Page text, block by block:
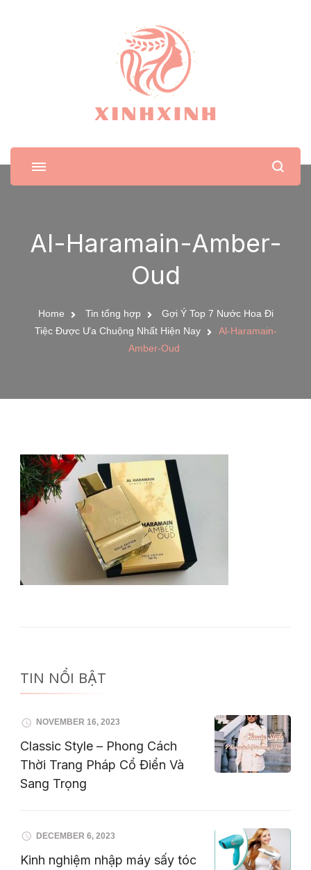
XinhXinh
Trang tin tức cho phái đẹp
Al-Haramain-Amber-
Oud
Home Tin tổng hợp
Gợi Ý Top 7 Nước Hoa Đi
Tiệc Được Ưa Chuộng Nhất Hiện Nay
Al-Haramain-
Amber-Oud
TIN NỔI BẬT
NOVEMBER 16, 2023
Classic Style – Phong Cách
Thời Trang Pháp Cổ Điển Và
Sang Trọng
DECEMBER 6, 2023
Kinh nghiệm nhập máy sấy tóc